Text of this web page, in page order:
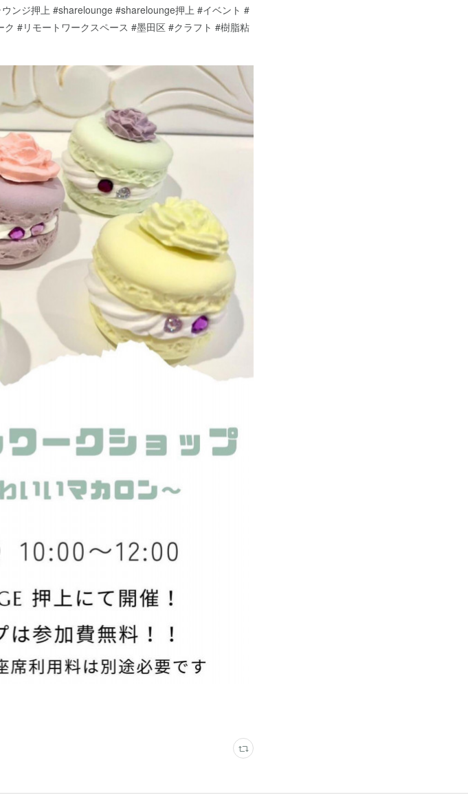
ンジ押上 #sharelounge #sharelounge押上 #イベント #
#リモートワークスペース #墨田区 #クラフト #樹脂粘